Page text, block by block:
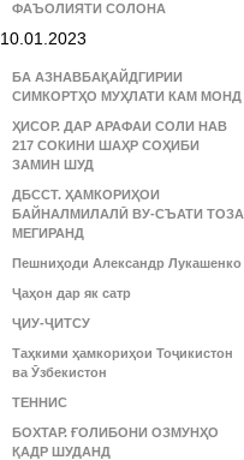
ФАЪОЛИЯТИ СОЛОНА
10.01.2023
БА АЗНАВБАҚАЙДГИРИИ
СИМКОРТҲО МУҲЛАТИ КАМ МОНД
ҲИСОР. ДАР АРАФАИ СОЛИ НАВ
217 СОКИНИ ШАҲР СОҲИБИ
ЗАМИН ШУД
ДБССТ. ҲАМКОРИҲОИ
БАЙНАЛМИЛАЛӢ ВУ-СЪАТИ ТОЗА
МЕГИРАНД
Пешниҳоди Александр Лукашенко
Ҷаҳон дар як сатр
ҶИУ-ҶИТСУ
Таҳкими ҳамкориҳои Тоҷикистон
ва Ӯзбекистон
ТЕННИС
БОХТАР. ҒОЛИБОНИ ОЗМУНҲО
ҚАДР ШУДАНД